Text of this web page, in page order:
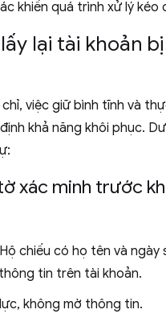
khiến quá trình xử lý kéo
lại tài khoản
việc giữ bình tĩnh và
khả năng khôi phục.
xác minh trước
chiếu có họ tên và ngày
tin trên tài khoản.
không mờ thông tin.